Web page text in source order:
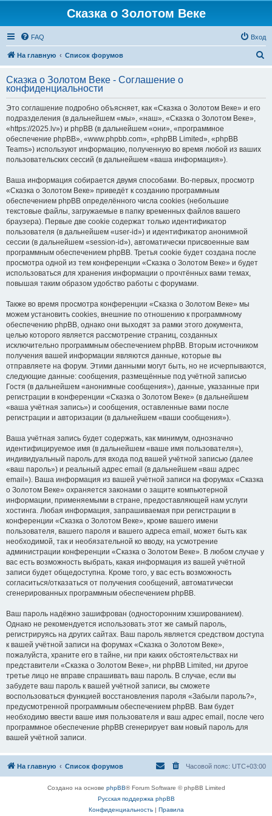
Сказка о Золотом Веке
FAQ Вход
На главную Список форумов
с
Сказка о Золотом Веке - Соглашение о
конфиденциальности
Это соглашение подробно объясняет, как «Сказка о Золотом Веке» и его
подразделения (в дальнейшем «мы», «наш», «Сказка о Золотом Веке»,
«https://2025.lv») и phpBB (в дальнейшем «они», «программное
обеспечение phpBB», «www.phpbb.com», «phpBB Limited», «phpBB
Teams») используют информацию, полученную во время любой из ваших
пользовательских сессий (в дальнейшем «ваша информация»).
Ваша информация собирается двумя способами. Во-первых, просмотр
«Сказка о Золотом Веке» приведёт к созданию программным
обеспечением phpBB определённого числа cookies (небольшие
текстовые файлы, загружаемые в папку временных файлов вашего
браузера). Первые две cookie содержат только идентификатор
пользователя (в дальнейшем «user-id») и идентификатор анонимной
сессии (в дальнейшем «session-id»), автоматически присвоенные вам
программным обеспечением phpBB. Третья cookie будет создана после
просмотра одной из тем конференции «Сказка о Золотом Веке» и будет
использоваться для хранения информации о прочтённых вами темах,
повышая таким образом удобство работы с форумами.
Также во время просмотра конференции «Сказка о Золотом Веке» мы
можем установить cookies, внешние по отношению к программному
обеспечению phpBB, однако они выходят за рамки этого документа,
целью которого является рассмотрение страниц, созданных
исключительно программным обеспечением phpBB. Вторым источником
получения вашей информации являются данные, которые вы
отправляете на форум. Этими данными могут быть, но не исчерпываются,
следующие данные: сообщения, размещённые под учётной записью
Гостя (в дальнейшем «анонимные сообщения»), данные, указанные при
регистрации в конференции «Сказка о Золотом Веке» (в дальнейшем
«ваша учётная запись») и сообщения, оставленные вами после
регистрации и авторизации (в дальнейшем «ваши сообщения»).
Ваша учётная запись будет содержать, как минимум, однозначно
идентифицируемое имя (в дальнейшем «ваше имя пользователя»),
индивидуальный пароль для входа под вашей учётной записью (далее
«ваш пароль») и реальный адрес email (в дальнейшем «ваш адрес
email»). Ваша информация из вашей учётной записи на форумах «Сказка
о Золотом Веке» охраняется законами о защите компьютерной
информации, применяемыми в стране, предоставляющей нам услуги
хостинга. Любая информация, запрашиваемая при регистрации в
конференции «Сказка о Золотом Веке», кроме вашего имени
пользователя, вашего пароля и вашего адреса email, может быть как
необходимой, так и необязательной ко вводу, на усмотрение
администрации конференции «Сказка о Золотом Веке». В любом случае у
вас есть возможность выбрать, какая информация из вашей учётной
записи будет общедоступна. Кроме того, у вас есть возможность
согласиться/отказаться от получения сообщений, автоматически
сгенерированных программным обеспечением phpBB.
Ваш пароль надёжно зашифрован (односторонним хэшированием).
Однако не рекомендуется использовать этот же самый пароль,
регистрируясь на других сайтах. Ваш пароль является средством доступа
к вашей учётной записи на форумах «Сказка о Золотом Веке»,
пожалуйста, храните его в тайне, ни при каких обстоятельствах ни
представители «Сказка о Золотом Веке», ни phpBB Limited, ни другое
третье лицо не вправе спрашивать ваш пароль. В случае, если вы
забудете ваш пароль к вашей учётной записи, вы сможете
воспользоваться функцией восстановления пароля «Забыли пароль?»,
предусмотренной программным обеспечением phpBB. Вам будет
необходимо ввести ваше имя пользователя и ваш адрес email, после чего
программное обеспечение phpBB сгенерирует вам новый пароль для
вашей учётной записи.
На главную Список форумов Часовой пояс: UTC+03:00
Создано на основе phpBB® Forum Software © phpBB Limited
Русская поддержка phpBB
Конфиденциальность| Правила